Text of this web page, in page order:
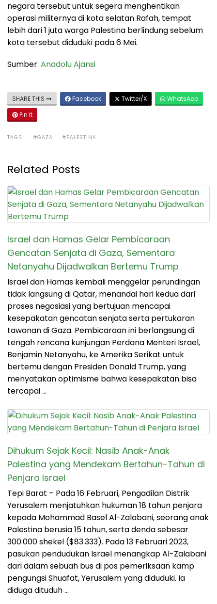
negara tersebut untuk segera menghentikan
operasi militernya di kota selatan Rafah, tempat
lebih dari 1 juta warga Palestina berlindung sebelum
kota tersebut diduduki pada 6 Mei.
Sumber: Anadolu Ajansi
SHARE THIS Facebook Twitter/X
WhatsApp
Pin It
TAGS: #GAZA #PALESTINA
Related Posts
Israel dan Hamas Gelar Pembicaraan
Gencatan Senjata di Gaza, Sementara
Netanyahu Dijadwalkan Bertemu Trump
Israel dan Hamas kembali menggelar perundingan
tidak langsung di Qatar, menandai hari kedua dari
proses negosiasi yang bertujuan mencapai
kesepakatan gencatan senjata serta pertukaran
tawanan di Gaza. Pembicaraan ini berlangsung di
tengah rencana kunjungan Perdana Menteri Israel,
Benjamin Netanyahu, ke Amerika Serikat untuk
bertemu dengan Presiden Donald Trump, yang
menyatakan optimisme bahwa kesepakatan bisa
tercapai …
Dihukum Sejak Kecil: Nasib Anak-Anak
Palestina yang Mendekam Bertahun-Tahun di
Penjara Israel
Tepi Barat – Pada 16 Februari, Pengadilan Distrik
Yerusalem menjatuhkan hukuman 18 tahun penjara
kepada Mohammad Basel Al-Zalabani, seorang anak
Palestina berusia 15 tahun, serta denda sebesar
300.000 shekel ($83.333). Pada 13 Februari 2023,
pasukan pendudukan Israel menangkap Al-Zalabani
dari dalam sebuah bus di pos pemeriksaan kamp
pengungsi Shuafat, Yerusalem yang diduduki. Ia
diduga dituduh …